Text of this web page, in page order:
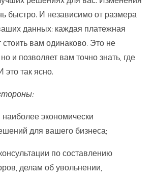
быстро. И независимо от размера
данных: каждая платежная
стоить вам одинаково. Это не
и позволяет вам точно знать, где
это так ясно.
экономически
для вашего бизнеса;
по составлению
делам об увольнении,